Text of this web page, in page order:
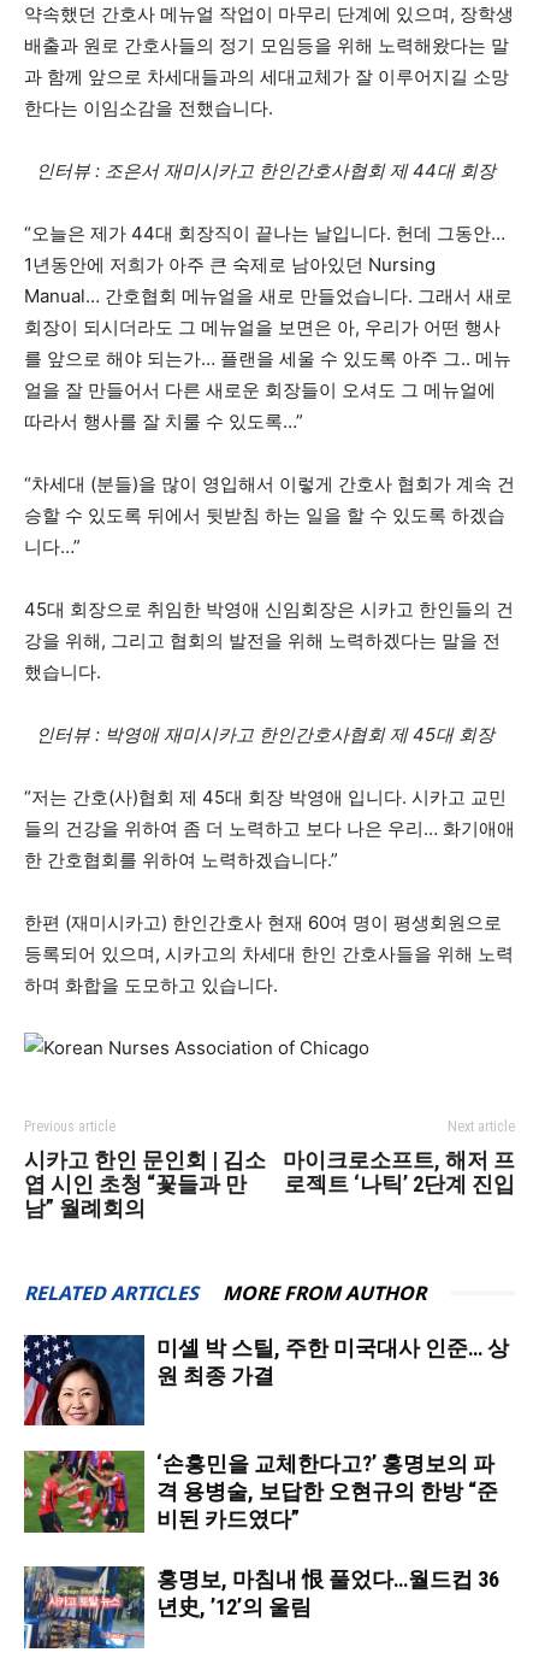
약속했던 간호사 메뉴얼 작업이 마무리 단계에 있으며, 장학생
배출과 원로 간호사들의 정기 모임등을 위해 노력해왔다는 말
과 함께 앞으로 차세대들과의 세대교체가 잘 이루어지길 소망
한다는 이임소감을 전했습니다.
인터뷰 : 조은서 재미시카고 한인간호사협회 제 44대 회장
“오늘은 제가 44대 회장직이 끝나는 날입니다. 헌데 그동안…
1년동안에 저희가 아주 큰 숙제로 남아있던 Nursing
Manual… 간호협회 메뉴얼을 새로 만들었습니다. 그래서 새로
회장이 되시더라도 그 메뉴얼을 보면은 아, 우리가 어떤 행사
를 앞으로 해야 되는가… 플랜을 세울 수 있도록 아주 그.. 메뉴
얼을 잘 만들어서 다른 새로운 회장들이 오셔도 그 메뉴얼에
따라서 행사를 잘 치룰 수 있도록…”
“차세대 (분들)을 많이 영입해서 이렇게 간호사 협회가 계속 건
승할 수 있도록 뒤에서 뒷받침 하는 일을 할 수 있도록 하겠습
니다…”
45대 회장으로 취임한 박영애 신임회장은 시카고 한인들의 건
강을 위해, 그리고 협회의 발전을 위해 노력하겠다는 말을 전
했습니다.
인터뷰 : 박영애 재미시카고 한인간호사협회 제 45대 회장
“저는 간호(사)협회 제 45대 회장 박영애 입니다. 시카고 교민
들의 건강을 위하여 좀 더 노력하고 보다 나은 우리… 화기애애
한 간호협회를 위하여 노력하겠습니다.”
한편 (재미시카고) 한인간호사 현재 60여 명이 평생회원으로
등록되어 있으며, 시카고의 차세대 한인 간호사들을 위해 노력
하며 화합을 도모하고 있습니다.
Previous article
시카고 한인 문인회 | 김소
엽 시인 초청 “꽃들과 만
남” 월례회의
Next article
마이크로소프트, 해저 프
로젝트 ‘나틱’ 2단계 진입
RELATED ARTICLES MORE FROM AUTHOR
미셸 박 스틸, 주한 미국대사 인준… 상
원 최종 가결
‘손흥민을 교체한다고?’ 홍명보의 파
격 용병술, 보답한 오현규의 한방 “준
비된 카드였다”
홍명보, 마침내 恨 풀었다…월드컵 36
년史, ’12’의 울림